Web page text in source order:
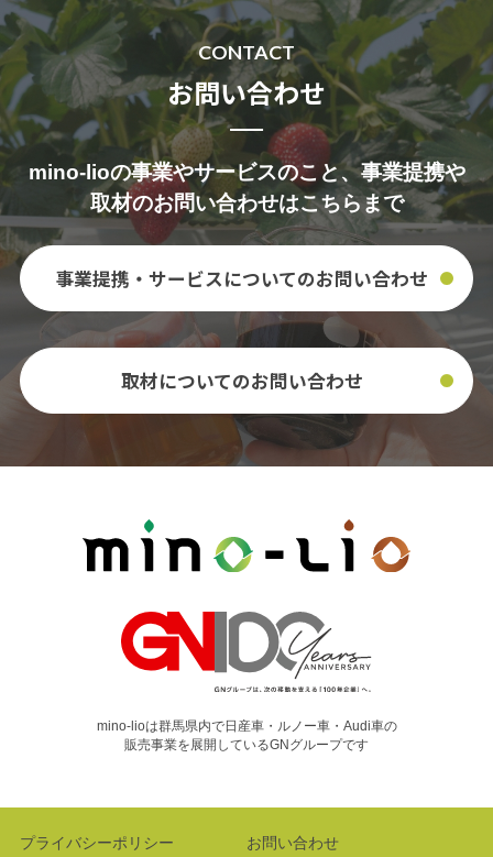
CONTACT
お問い合わせ
mino-lioの事業やサービスのこと、事業提携や
取材のお問い合わせはこちらまで
事業提携・サービスについてのお問い合わせ
取材についてのお問い合わせ
mino-lioは群馬県内で日産車・ルノー車・Audi車の
販売事業を展開しているGNグループです
プライバシーポリシー お問い合わせ